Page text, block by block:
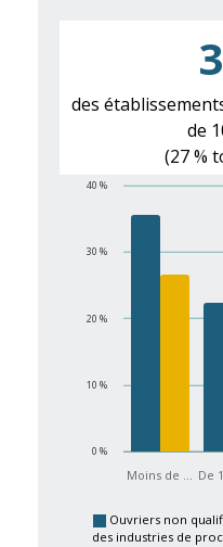
des
de
(27 %
Moins de … De
0 %
10 %
20 %
30 %
40 %
Ouvriers non
des industries de